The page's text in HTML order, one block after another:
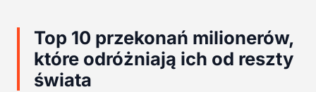
Top 10 przekonań milionerów,
które odróżniają ich od reszty
świata